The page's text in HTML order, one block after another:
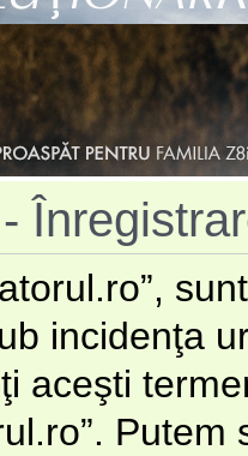
incidenţa
aceşti